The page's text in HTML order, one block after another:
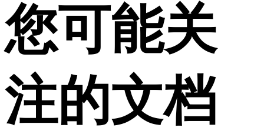
您可能关
注的文档